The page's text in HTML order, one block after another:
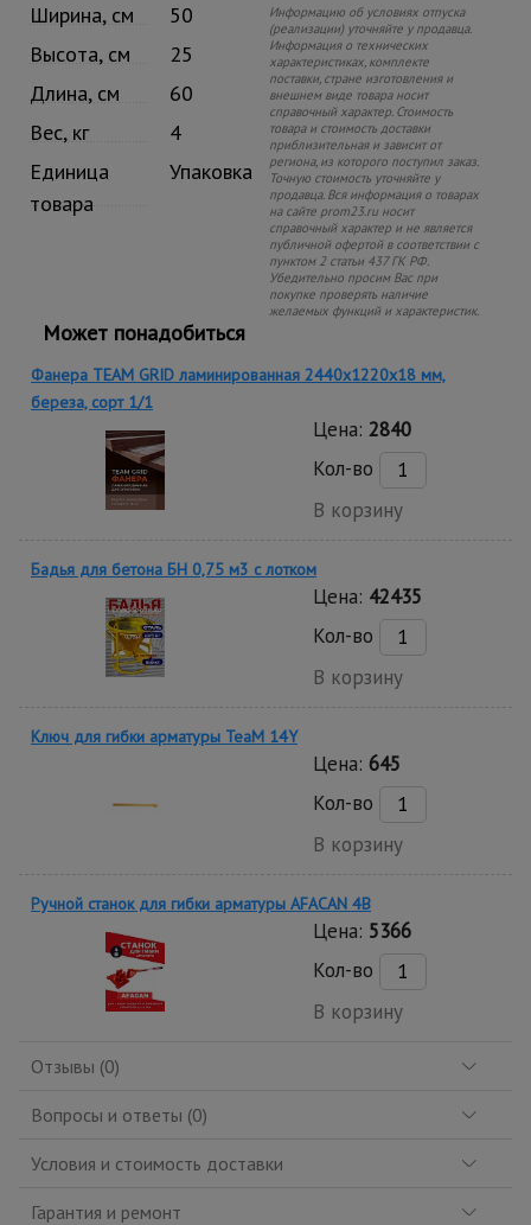
Ширина, см
50
Высота, см
25
Длина, см
60
Вес, кг
4
Единица
товара
Упаковка
Информацию об условиях отпуска
(реализации) уточняйте у продавца.
Информация о технических
характеристиках, комплекте
поставки, стране изготовления и
внешнем виде товара носит
справочный характер. Стоимость
товара и стоимость доставки
приблизительная и зависит от
региона, из которого поступил заказ.
Точную стоимость уточняйте у
продавца. Вся информация о товарах
на сайте prom23.ru носит
справочный характер и не является
публичной офертой в соответствии с
пунктом 2 статьи 437 ГК РФ.
Убедительно просим Вас при
покупке проверять наличие
желаемых функций и характеристик.
Может понадобиться
Фанера TEAM GRID ламинированная 2440х1220х18 мм,
береза, сорт 1/1
Цена: 2840
Кол-во
В корзину
Бадья для бетона БН 0,75 м3 с лотком
Цена: 42435
Кол-во
В корзину
Ключ для гибки арматуры TeaM 14Y
Цена: 645
Кол-во
В корзину
Ручной станок для гибки арматуры AFACAN 4B
Цена: 5366
Кол-во
В корзину
Отзывы (0)
Вопросы и ответы (0)
Условия и стоимость доставки
Гарантия и ремонт